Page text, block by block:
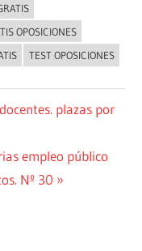
OPOSICIONES
TEST OPOSICIONES
plazas por
empleo público
Nº 30